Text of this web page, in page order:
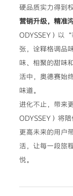
硬品质实力得到
营销升级，精准
ODYSSEY）以
张，诠释格调品
味、相聚的甜味
活中，奥德赛始
味道。
进化不止，带来
ODYSSEY）将
更高未来的用户
活，让每一段旅
悦。